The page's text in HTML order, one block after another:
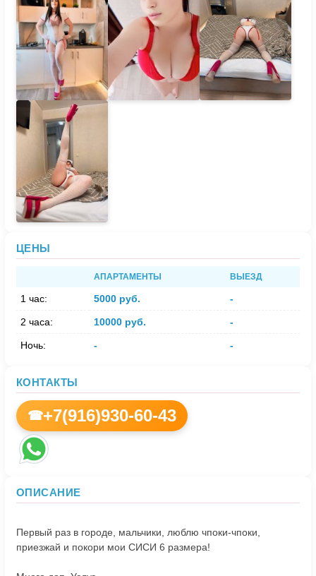
ЦЕНЫ
АПАРТАМЕНТЫ ВЫЕЗД
1 час: 5000 руб. -
2 часа: 10000 руб. -
Ночь: - -
КОНТАКТЫ
☎+7(916)930-60-43
ОПИСАНИЕ
Первый раз в городе, мальчики, люблю чпоки-чпоки,
приезжай и покори мои СИСИ 6 размера!